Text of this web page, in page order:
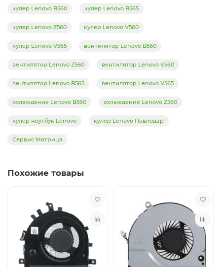
кулер Lenovo B560 кулер Lenovo B565
кулер Lenovo Z560 кулер Lenovo V560
кулер Lenovo V565 вентилятор Lenovo B560
вентилятор Lenovo Z560 вентилятор Lenovo V560
вентилятор Lenovo B565 вентилятор Lenovo V565
охлаждение Lenovo B560 охлаждение Lenovo Z560
кулер ноутбук Lenovo кулер Lenovo Павлодар
Сервис Матрица
Похожие товары